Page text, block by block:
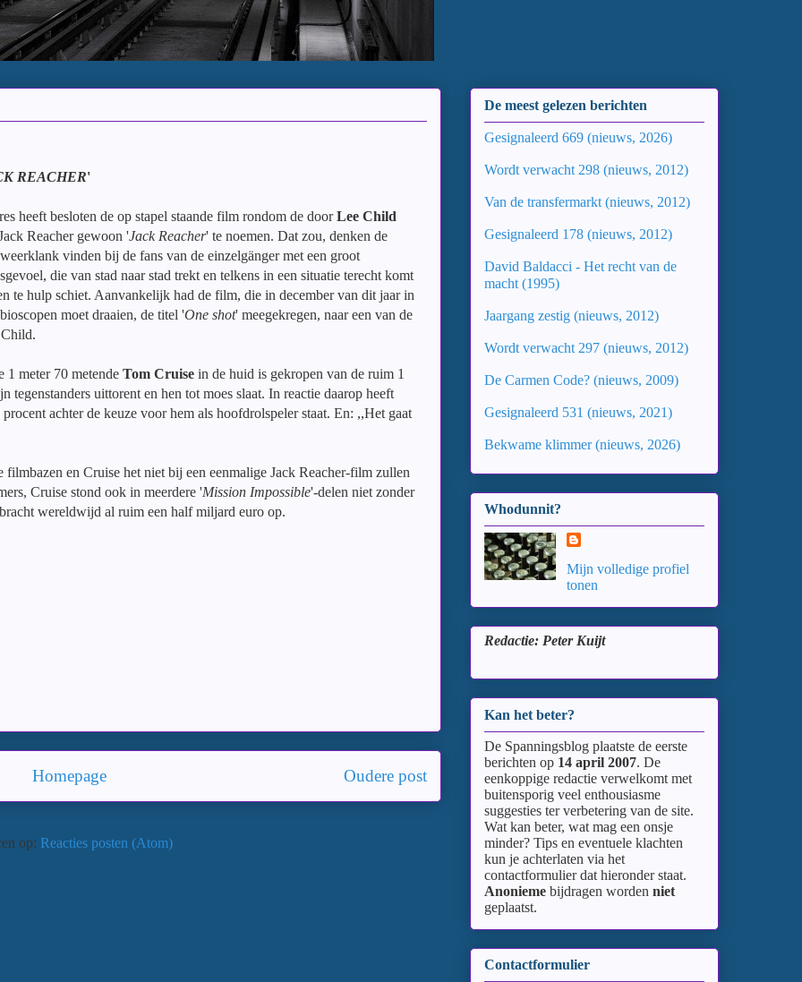
REACHER'
heeft besloten de op stapel staande film rondom de doorLee Child
Reacher gewoon 'Jack Reacher' te noemen. Dat zou, denken de
vinden bij de fans van de einzelgänger met een groot
die van stad naar stad trekt en telkens in een situatie terecht komt
te hulp schiet. Aanvankelijk had de film, die in december van dit jaar in
moet draaien, de titel 'One shot' meegekregen, naar een van de
1 meter 70 metende Tom Cruise in de huid is gekropen van de ruim 1
tegenstanders uittorent en hen tot moes slaat. In reactie daarop heeft
achter de keuze voor hem als hoofdrolspeler staat. En: ,,Het gaat
en Cruise het niet bij een eenmalige Jack Reacher-film zullen
Cruise stond ook in meerdere 'Mission Impossible'-delen niet zonder
wereldwijd al ruim een half miljard euro op.
Oudere post
Homepage
op: Reacties posten (Atom)
De meest gelezen berichten
Gesignaleerd 669 (nieuws, 2026)
Wordt verwacht 298 (nieuws, 2012)
Van de transfermarkt (nieuws, 2012)
Gesignaleerd 178 (nieuws, 2012)
David Baldacci - Het recht van de
macht (1995)
Jaargang zestig (nieuws, 2012)
Wordt verwacht 297 (nieuws, 2012)
De Carmen Code? (nieuws, 2009)
Gesignaleerd 531 (nieuws, 2021)
Bekwame klimmer (nieuws, 2026)
Whodunnit?
Mijn volledige profiel
tonen
Redactie: Peter Kuijt
Kan het beter?
De Spanningsblog plaatste de eerste
berichten op 14 april 2007. De
eenkoppige redactie verwelkomt met
buitensporig veel enthousiasme
suggesties ter verbetering van de site.
Wat kan beter, wat mag een onsje
minder? Tips en eventuele klachten
kun je achterlaten via het
contactformulier dat hieronder staat.
Anonieme bijdragen worden niet
geplaatst.
Contactformulier